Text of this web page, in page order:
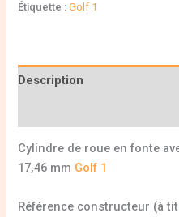
Étiquette :Golf 1
Description
Cylindre de roue en fonte
17,46 mm Golf 1
Référence constructeur (à